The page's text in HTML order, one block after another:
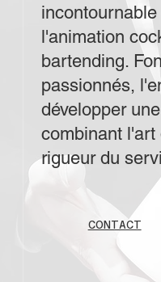
CONTACT
l'animation
bartending.
passionnés,
développer
combinant
rigueur du